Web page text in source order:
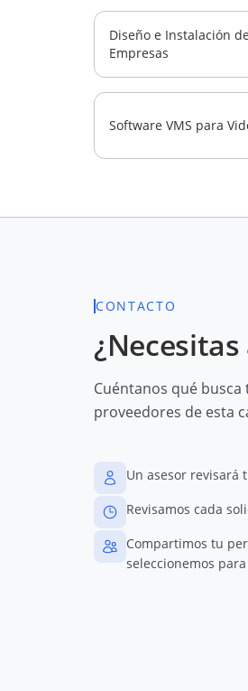
Diseño e Instalación
Empresas
Software VMS para
CONTACTO
Cuéntanos qué
proveedores de esta
Un asesor revisará
Revisamos cada
Compartimos tu
seleccionemos